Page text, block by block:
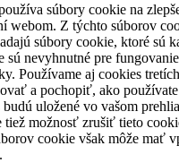
súbory cookie na
webom. Z týchto súborov
súbory cookie, ktoré sú
sú nevyhnutné pre
Používame aj cookies
a pochopiť, ako
uložené vo vašom
tiež možnosť zrušiť tieto
cookie však môže mať